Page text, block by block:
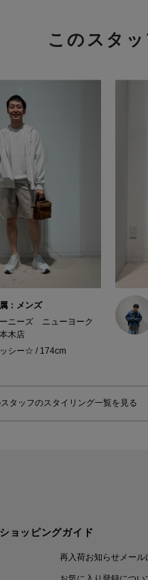
このスタ
：メンズ
ニーズ ニューヨーク
木店
シー☆ / 174cm
タッフのスタイリング一覧を見る
ョッピングガイド
再入荷お知らせメール